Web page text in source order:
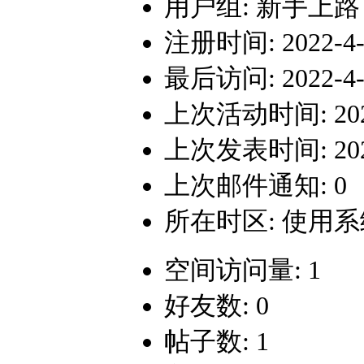
用户组: 新手上路
注册时间: 2022-
最后访问: 2022-
上次活动时间:
上次发表时间:
上次邮件通知: 0
所在时区: 使用
空间访问量: 1
好友数: 0
帖子数: 1